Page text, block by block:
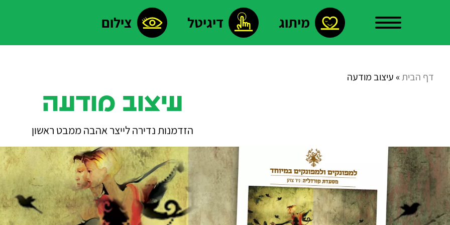
מיתוג דיגיטל צילום
עלינו
פרויקטים
נבחרים
דף הבית» עיצוב מודעה
עיצוב מודעה
הזדמנות נדירה לייצר אהבה ממבט ראשון